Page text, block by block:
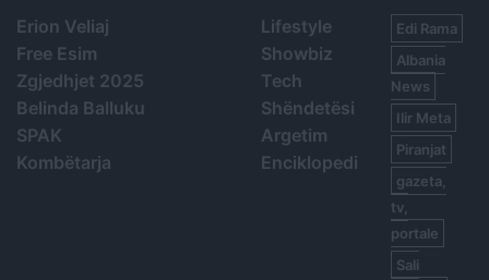
Erion Veliaj
Free Esim
Zgjedhjet 2025
Belinda Balluku
SPAK
Kombëtarja
Lifestyle
Showbiz
Tech
Shëndetësi
Argetim
Enciklopedi
Edi Rama
Albania
News
Ilir Meta
Piranjat
gazeta,
tv,
portale
Sali